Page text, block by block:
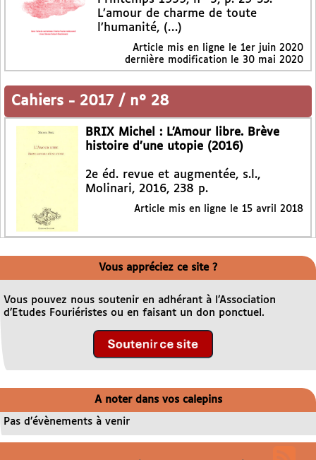
L’amour de charme de toute
l’humanité, (…)
Article mis en ligne le 1er juin 2020
dernière modification le 30 mai 2020
Cahiers - 2017 / n° 28
BRIX Michel : L’Amour libre. Brève
histoire d’une utopie (2016)
2e éd. revue et augmentée, s.l.,
Molinari, 2016, 238 p.
Article mis en ligne le 15 avril 2018
Vous appréciez ce site ?
Vous pouvez nous soutenir en adhérant à l’Association
d’Etudes Fouriéristes ou en faisant un don ponctuel.
A noter dans vos calepins
Pas d’évènements à venir